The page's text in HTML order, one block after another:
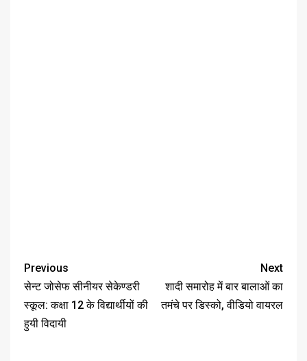
Previous
सेन्ट जोसेफ सीनीयर सेकेण्डरी
स्कूल: कक्षा 12 के विद्यार्थीयों की
हुयी विदायी
Next
शादी समारोह में बार बालाओं का
तमंचे पर डिस्को, वीडियो वायरल